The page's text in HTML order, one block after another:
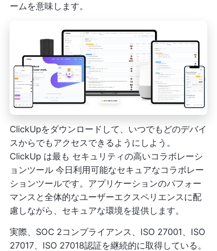
ームを意味します。
ClickUpをダウンロードして、いつでもどのデバイ
スからでもアクセスできるようにしよう。
ClickUp は最も セキュリティの高いコラボレーシ
ョンツール 今日利用可能なセキュアなコラボレー
ションツールです。アプリケーションのパフォー
マンスと全体的なユーザーエクスペリエンスに配
慮しながら、セキュアな環境を提供します。
実際、SOC 2コンプライアンス、ISO 27001、ISO
27017、ISO 27018認証を継続的に取得している。